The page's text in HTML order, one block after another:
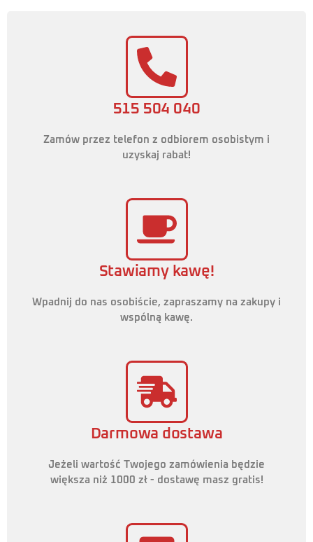
515 504 040
Zamów przez telefon z odbiorem osobistym i
uzyskaj rabat!
Stawiamy kawę!
Wpadnij do nas osobiście, zapraszamy na zakupy i
wspólną kawę.
Darmowa dostawa
Jeżeli wartość Twojego zamówienia będzie
większa niż 1000 zł - dostawę masz gratis!